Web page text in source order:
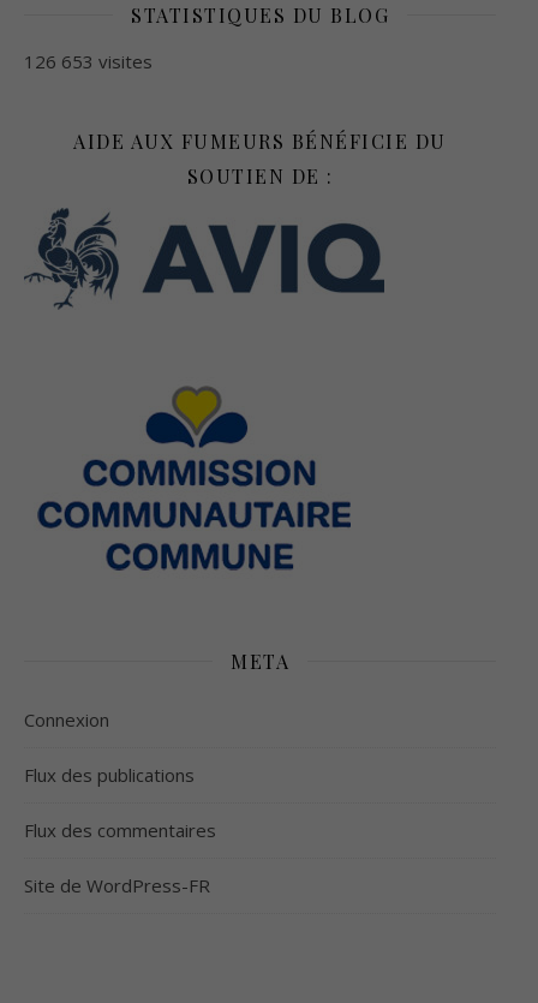
STATISTIQUES DU BLOG
126 653 visites
AIDE AUX FUMEURS BÉNÉFICIE DU
SOUTIEN DE :
META
Connexion
Flux des publications
Flux des commentaires
Site de WordPress-FR